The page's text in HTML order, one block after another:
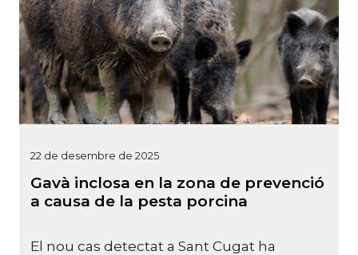
22 de desembre de 2025
Gavà inclosa en la zona de prevenció
a causa de la pesta porcina
El nou cas detectat a Sant Cugat ha